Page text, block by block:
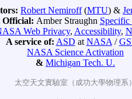
Robert Nemiroff(MTU) &
Official: Amber Straughn Specific
Web Privacy, Accessibility,
A service of: ASD at NASA /
NASA Science Activation
& Michigan Tech. U.
太空天文實驗室（成功大學物理系）